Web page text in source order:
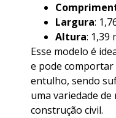
Largura:
Altura: 1,39
Esse modelo é
e pode comportar
entulho, sendo
uma variedade
construção civil.